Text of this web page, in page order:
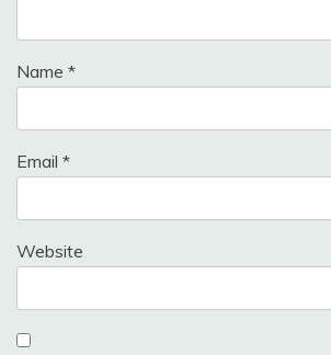
Name *
Email *
Website